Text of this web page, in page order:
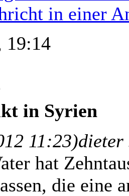
19:14
in Syrien
11:23)
hat
die eine